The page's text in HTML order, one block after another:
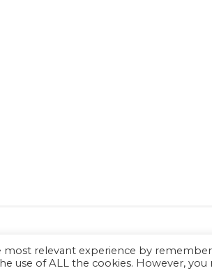
+39
most relevant experience by
use of ALL the cookies. However,